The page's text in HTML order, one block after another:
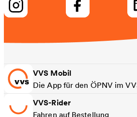
VVS Mobil
Die App für den ÖPNV im
VVS-Rider
Fahren auf Bestellung